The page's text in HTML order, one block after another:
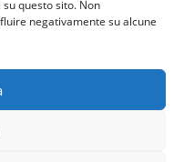
questo sito. Non
negativamente su alcune